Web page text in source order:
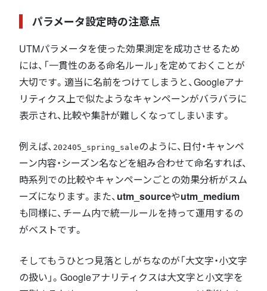
パラメータ設定時の注意点
UTMパラメータを使った効果測定を成功させるため
には、「一貫性のある命名ルール」を定めておくことが
大切です。適当に名前をつけてしまうと、Googleアナ
リティクス上で似たようなキャンペーンがバラバラに
表示され、比較や集計が難しくなってしまいます。
例えば、 202405_spring_saleのように、日付・キャンペ
ーン内容・シーズン名などを組み合わせて命名すれば、
時系列での比較やキャンペーンごとの効果分析がスム
ーズになります。また、utm_sourceやutm_medium
も同様に、チーム内で統一ルールを持って運用するの
がベストです。
そしてもうひとつ見落としがちなのが「大文字・小文字
の扱い」。Googleアナリティクスは大文字と小文字を